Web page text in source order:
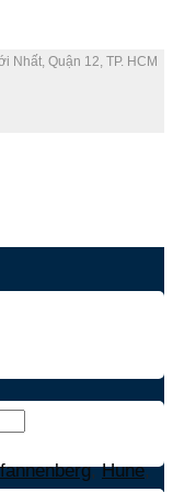
Nhất, Quận 12, TP. HCM
,Hune,